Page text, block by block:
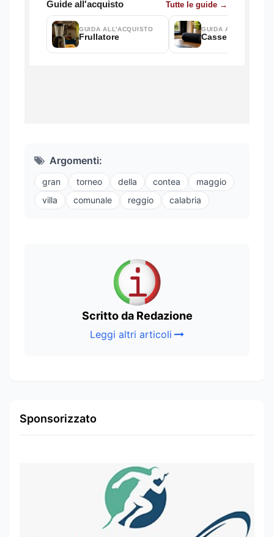
Argomenti:
gran torneo della contea
maggio
villa
comunale reggio calabria
Scritto da Redazione
Leggi altri articoli
Sponsorizzato